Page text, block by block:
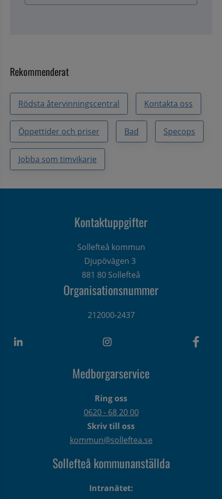
Rekommenderat
Rödsta återvinningscentral Kontakta oss
Öppettider och priser Bad Specops
Jobba som timvikarie
Kontaktuppgifter
Sollefteå kommun
Djupövägen 3
881 80 Sollefteå
Organisationsnummer
212000-2437
Medborgarservice
Ring oss
0620 - 68 20 00
Skriv till oss
kommun@solleftea.se
Sollefteå kommunanställda
Intranätet: